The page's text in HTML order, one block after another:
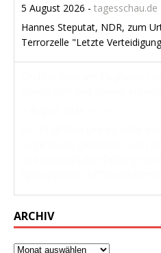
5 August 2026 - tagesschau.de
Hannes Steputat, NDR, zum
Terrorzelle "Letzte
ARCHIV